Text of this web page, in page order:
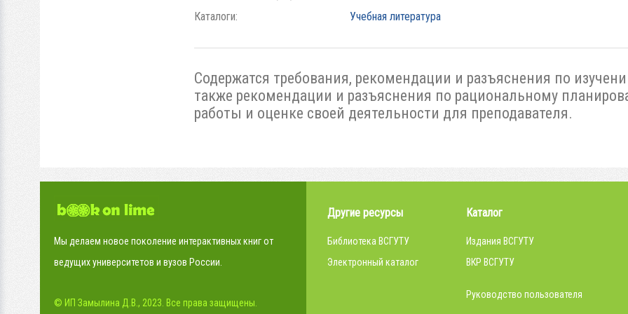
Каталоги:
Учебная литература
Содержатся требования, рекомендации и разъяснения по
также рекомендации и разъяснения по рациональному
работы и оценке своей деятельности для преподавателя.
Мы делаем новое поколение интерактивных книг от
ведущих университетов и вузов России.
© ИП Замылина Д.В., 2023. Все права защищены.
Другие ресурсы
Библиотека ВСГУТУ
Электронный каталог
Каталог
Издания ВСГУТУ
ВКР ВСГУТУ
Руководство пользователя